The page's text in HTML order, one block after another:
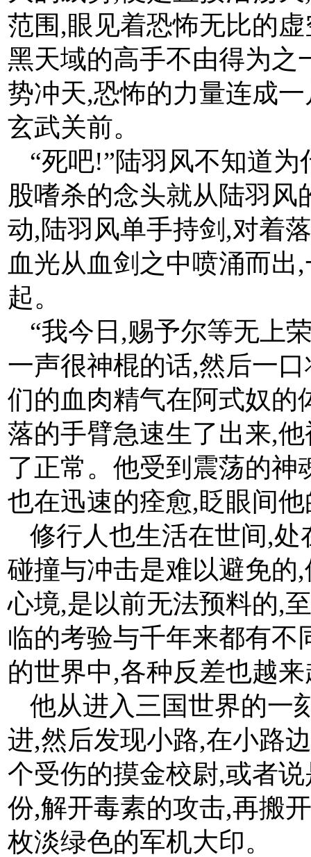
范围,眼见着恐怖无比的
黑天域的高手不由得为之
势冲天,恐怖的力量连成
玄武关前。
“死吧!”陆羽风不知道
股嗜杀的念头就从陆羽
动,陆羽风单手持剑,对着
血光从血剑之中喷涌而
起。
“我今日,赐予尔等无上
一声很神棍的话,然后一
们的血肉精气在阿式奴的
落的手臂急速生了出来,
了正常。他受到震荡的
也在迅速的痊愈,眨眼间
修行人也生活在世间,
碰撞与冲击是难以避免的
心境,是以前无法预料的,
临的考验与千年来都有不
的世界中,各种反差也越
他从进入三国世界的一
进,然后发现小路,在小路
个受伤的摸金校尉,或者
份,解开毒素的攻击,再搬
枚淡绿色的军机大印。